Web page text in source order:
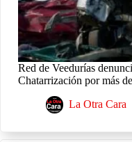
Red de Veedurías
Chatarrización por más
La Otra Cara